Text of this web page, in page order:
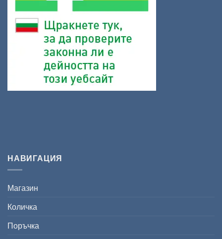
НАВИГАЦИЯ
Магазин
Количка
Поръчка